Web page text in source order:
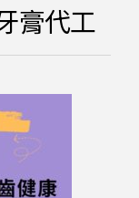
膏代工